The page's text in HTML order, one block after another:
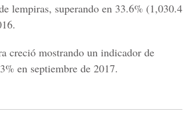
lempiras, superando en 33.6% (1,030.4
creció mostrando un indicador de
en septiembre de 2017.